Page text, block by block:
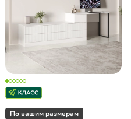
По вашим размерам